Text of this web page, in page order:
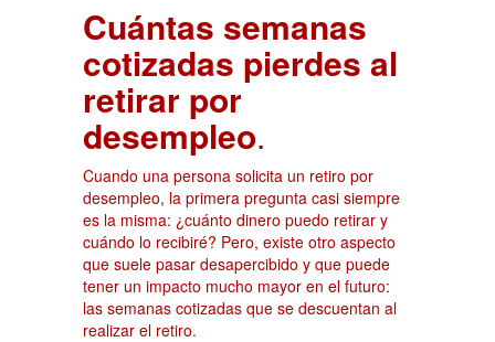
Cuántas semanas
cotizadas pierdes al
retirar por
desempleo.
Cuando una persona solicita un retiro por
desempleo, la primera pregunta casi siempre
es la misma: ¿cuánto dinero puedo retirar y
cuándo lo recibiré? Pero, existe otro aspecto
que suele pasar desapercibido y que puede
tener un impacto mucho mayor en el futuro:
las semanas cotizadas que se descuentan al
realizar el retiro.